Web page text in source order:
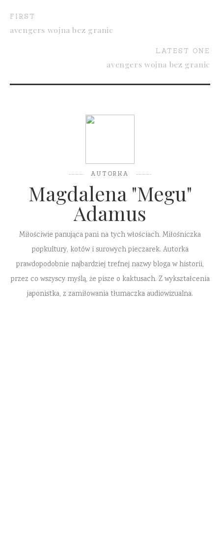
FIRST
avengers wojna bez granic
LATEST ONE
avengers wojna bez granic
AUTORKA
Magdalena "Megu"
Adamus
Miłościwie panująca pani na tych włościach. Miłośniczka
popkultury, kotów i surowych pieczarek. Autorka
prawdopodobnie najbardziej trefnej nazwy bloga w historii,
przez co wszyscy myślą, że pisze o kaktusach. Z wykształcenia
japonistka, z zamiłowania tłumaczka audiowizualna.